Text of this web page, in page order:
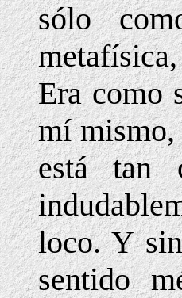
sólo
Era como
mí mismo,
está tan
loco. Y
sentido